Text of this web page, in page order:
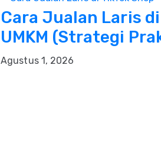
Cara Jualan Laris
UMKM (Strategi
Agustus 1, 2026